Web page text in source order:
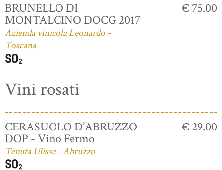
BRUNELLO DI
MONTALCINO DOCG 2017
Azienda vinicola Leonardo -
Toscana
€ 75.00
Vini rosati
CERASUOLO D’ABRUZZO
DOP - Vino Fermo
Tenuta Ulisse - Abruzzo
€ 29.00